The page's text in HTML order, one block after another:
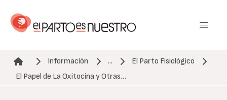
contenido
Ruta de navegación
Información ...
El Parto Fisiológico
El Papel de La Oxitocina y Otras…